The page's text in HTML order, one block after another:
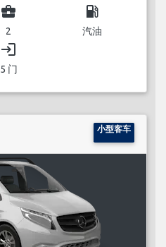
business_center
2
local_gas_station
汽油
login
5 门
小型客车